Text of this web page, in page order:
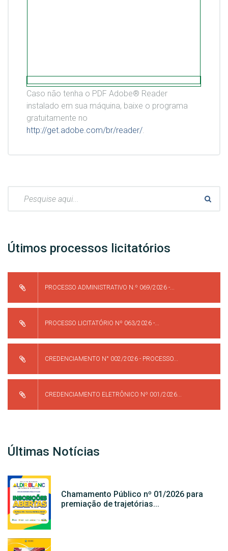
Caso não tenha o PDF Adobe® Reader
instalado em sua máquina, baixe o programa
gratuitamente no
http://get.adobe.com/br/reader/.
Útimos processos licitatórios
PROCESSO ADMINISTRATIVO N.º 069/2026 -...
PROCESSO LICITATÓRIO Nº 063/2026 -...
CREDENCIAMENTO N° 002/2026 - PROCESSO...
CREDENCIAMENTO ELETRÔNICO Nº 001/2026...
Últimas Notícias
Chamamento Público nº 01/2026 para
premiação de trajetórias...